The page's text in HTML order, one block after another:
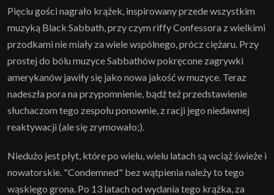
Pięciu gości nagrało krążek, inspirowany przede wszystkim
muzyką Black Sabbath, przy czym riffy Confessora z wielkimi
przodkami nie miały za wiele wspólnego, prócz ciężaru. Przy
prostej do bólu muzyce Sabbathów pokręcone zagrywki
amerykanów jawiły się jako nowa jakość w muzyce. Teraz
nadeszła pora na przypomnienie, bądź też przedstawienie
słuchaczom tego zespołu ponownie, z racji jego niedawnej
reaktywacji (ale się zrymowało;).
Niedużo jest płyt, które po wielu, wielu latach są wciąż świeże i
nowatorskie. "Condemned" bez wątpienia należy to tego
wąskiego grona. Po 13 latach od wydania tego krążka, za